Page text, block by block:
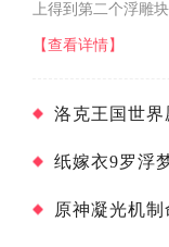
上得到第二个浮雕
左侧的石壁，把石
【查看详情】
洛克王国世界
原神凝光机制